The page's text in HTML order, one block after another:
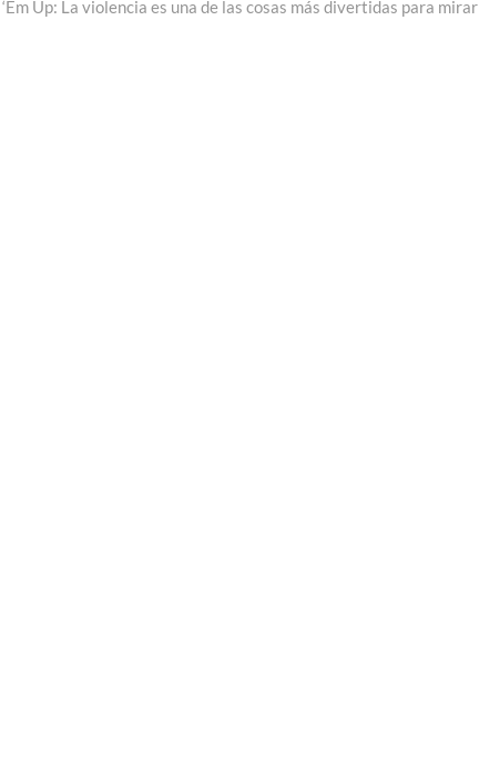
siguiente:
Up: La violencia es una de las cosas más divertidas para mirar